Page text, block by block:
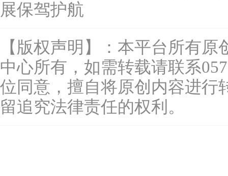
展保驾护航
【版权声明】：本平台所有
中心所有，如需转载请联系
位同意，擅自将原创内容进行
留追究法律责任的权利。